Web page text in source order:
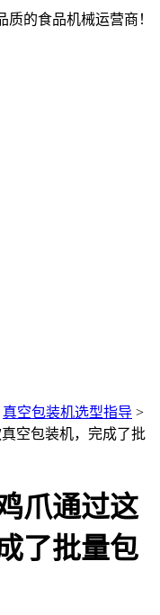
的食品机械运营商！
真空包装机选型指导 >
空包装机，完成了批
爪通过这
了批量包